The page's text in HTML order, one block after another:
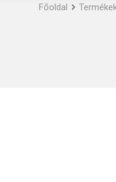
Főoldal